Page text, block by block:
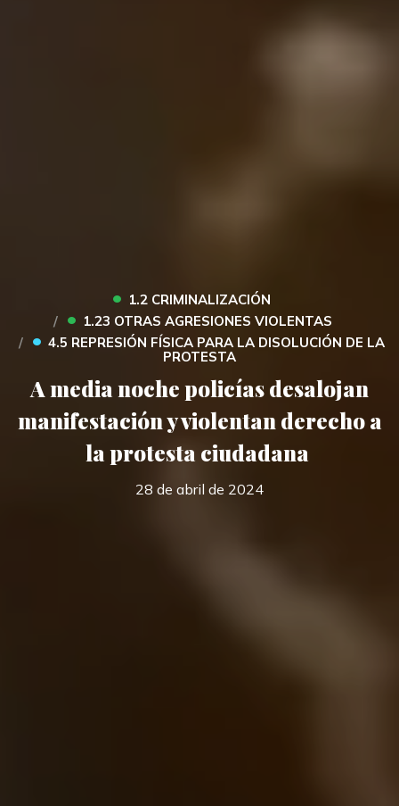
• 1.2 CRIMINALIZACIÓN
• 1.23 OTRAS AGRESIONES VIOLENTAS
• 4.5 REPRESIÓN FÍSICA PARA LA DISOLUCIÓN DE LA
PROTESTA
A media noche policías desalojan
manifestación y violentan derecho a
la protesta ciudadana
28 de abril de 2024